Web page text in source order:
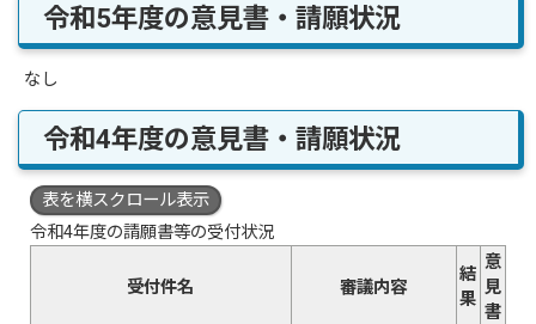
令和5年度の意見書・請願状況
なし
令和4年度の意見書・請願状況
表を横スクロール表示
令和4年度の請願書等の受付状況
受付件名 審議内容
結
果
意
見
書